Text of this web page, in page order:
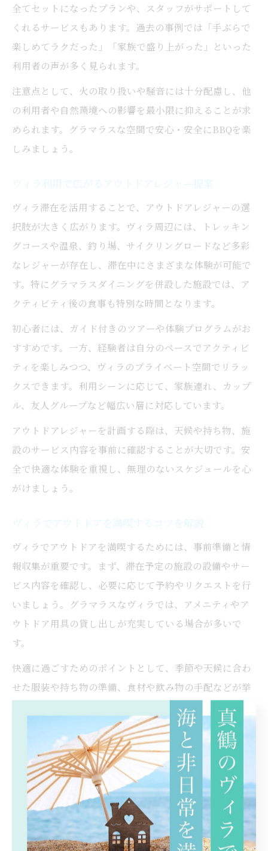
全てセットになったプランや、スタッフがサポートして
くれるサービスもあります。過去の事例では「手ぶらで
楽しめてラクだった」「家族で盛り上がった」といった
利用者の声が多く見られます。
注意点として、火の取り扱いや騒音には十分配慮し、他
の利用者や自然環境への影響を最小限に抑えることが求
められます。グラマラスな空間で安心・安全にBBQを楽
しみましょう。
ヴィラ利用で広がるアウトドアレジャー提案
ヴィラ滞在を活用することで、アウトドアレジャーの選
択肢が大きく広がります。ヴィラ周辺には、トレッキン
グコースや温泉、釣り場、サイクリングロードなど多彩
なレジャーが存在し、滞在中にさまざまな体験が可能で
す。特にグラマラスダイニングを併設した施設では、ア
クティビティ後の食事も特別な時間となります。
初心者には、ガイド付きのツアーや体験プログラムがお
すすめです。一方、経験者は自分のペースでアクティビ
ティを楽しみつつ、ヴィラのプライベート空間でリラッ
クスできます。利用シーンに応じて、家族連れ、カップ
ル、友人グループなど幅広い層に対応しています。
アウトドアレジャーを計画する際は、天候や持ち物、施
設のサービス内容を事前に確認することが大切です。安
全で快適な体験を重視し、無理のないスケジュールを心
がけましょう。
ヴィラでアウトドアを満喫するコツを解説
ヴィラでアウトドアを満喫するためには、事前準備と情
報収集が重要です。まず、滞在予定の施設の設備やサー
ビス内容を確認し、必要に応じて予約やリクエストを行
いましょう。グラマラスなヴィラでは、アメニティやア
ウトドア用具の貸し出しが充実している場合が多いで
す。
快適に過ごすためのポイントとして、季節や天候に合わ
せた服装や持ち物の準備、食材や飲み物の手配などが挙
げられます。特に、BBQや焚き火を楽しむ際は、火の管
理や後片付けのルールを守ることが大切です。利用者の
声からは「事前準備で安心して楽しめた」「スタッフが
丁寧にサポートしてくれた」といった評価が寄せられて
います。
アウトドア初心者は、スタッフやガイドに相談しながら
無理なく楽しむのがおすすめです。経験者は、自分流の
アレンジで滞在をより充実させることができます。安全